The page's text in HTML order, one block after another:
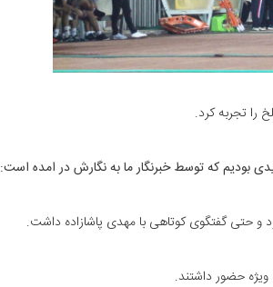
را تجربه کرد.
بودیم که توسط خبرنگار ما به نگارش در امده است:
و حتی گفتگوی کوتاهی با مهدی پاشازاده داشت.
ویژه حضور داشتند.